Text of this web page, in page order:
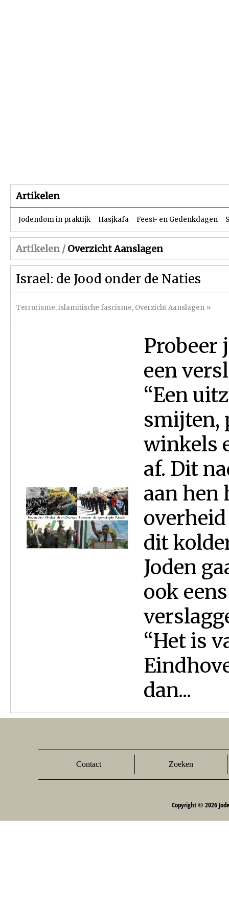
Artikelen
Jodendom in praktijk Hasjkafa Feest- en Gedenkdagen
Artikelen / Overzicht Aanslagen
Israel: de Jood onder de Naties
Terrorisme,islamitische fascisme, Overzicht Aanslagen »
Probeer
een
“Een
smijten,
winkels
af. Dit
aan hen
dit
Joden
ook
“Het is
dan...
Contact Zoeken
Copyright © 2026